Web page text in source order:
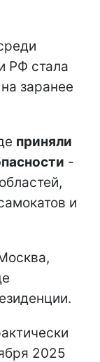
РФ стала
заранее
приняли
-
и
2025